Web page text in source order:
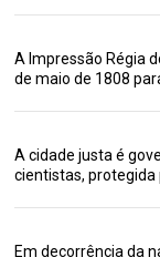
A Impressão Régia
de maio de 1808
A cidade justa é
cientistas, protegida
Em decorrência da